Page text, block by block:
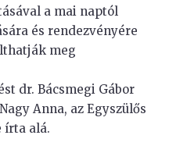
a mai naptól
és rendezvényére
meg
dr. Bácsmegi Gábor
Anna, az Egyszülős
írta alá.